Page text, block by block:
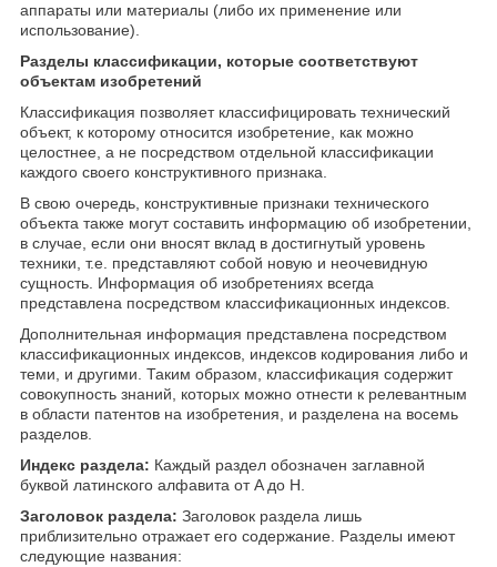
аппараты или материалы (либо их применение или
использование).
Разделы классификации, которые соответствуют
объектам изобретений
Классификация позволяет классифицировать технический
объект, к которому относится изобретение, как можно
целостнее, а не посредством отдельной классификации
каждого своего конструктивного признака.
В свою очередь, конструктивные признаки технического
объекта также могут составить информацию об изобретении,
в случае, если они вносят вклад в достигнутый уровень
техники, т.е. представляют собой новую и неочевидную
сущность. Информация об изобретениях всегда
представлена посредством классификационных индексов.
Дополнительная информация представлена посредством
классификационных индексов, индексов кодирования либо и
теми, и другими. Таким образом, классификация содержит
совокупность знаний, которых можно отнести к релевантным
в области патентов на изобретения, и разделена на восемь
разделов.
Индекс раздела: Каждый раздел обозначен заглавной
буквой латинского алфавита от A до Н.
Заголовок раздела: Заголовок раздела лишь
приблизительно отражает его содержание. Разделы имеют
следующие названия: